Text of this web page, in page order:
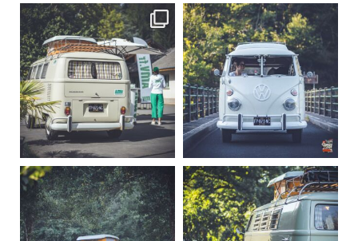
becombi
Sep 10
220
4
becombi
Août 10
177
0
becombi becombi